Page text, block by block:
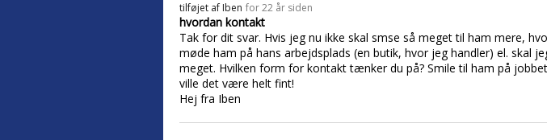
tilføjet af Iben for 22 år siden
hvordan kontakt
Tak for dit svar. Hvis jeg nu ikke skal smse så meget til ham mere,
møde ham på hans arbejdsplads (en butik, hvor jeg handler) el. skal
meget. Hvilken form for kontakt tænker du på? Smile til ham på
ville det være helt fint!
Hej fra Iben